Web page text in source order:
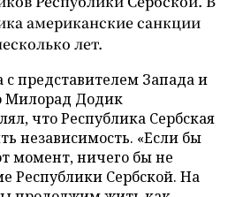
американские санкции
лет.
представителем Запада и
Милорад Додик
что Республика Сербская
независимость. «Если бы
момент, ничего бы не
Республики Сербской. На